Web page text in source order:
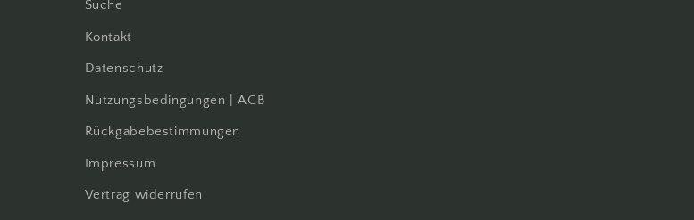
Suche
Kontakt
Datenschutz
Nutzungsbedingungen | AGB
Rückgabebestimmungen
Impressum
Vertrag widerrufen